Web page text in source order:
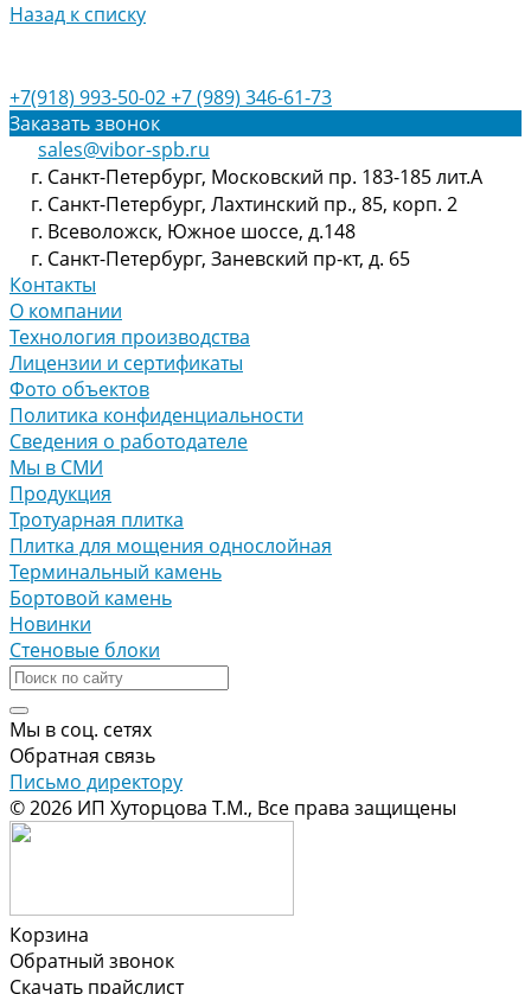
Назад к списку
+7(918) 993-50-02+7 (989) 346-61-73
Заказать звонок
sales@vibor-spb.ru
г. Санкт-Петербург, Московский пр. 183-185 лит.А
г. Санкт-Петербург, Лахтинский пр., 85, корп. 2
г. Всеволожск, Южное шоссе, д.148
г. Санкт-Петербург, Заневский пр-кт, д. 65
Контакты
О компании
Технология производства
Лицензии и сертификаты
Фото объектов
Политика конфиденциальности
Сведения о работодателе
Мы в СМИ
Продукция
Тротуарная плитка
Плитка для мощения однослойная
Терминальный камень
Бортовой камень
Новинки
Стеновые блоки
Мы в соц. сетях
Обратная связь
Письмо директору
© 2026 ИП Хуторцова Т.М., Все права защищены
Корзина
Обратный звонок
Скачать прайслист